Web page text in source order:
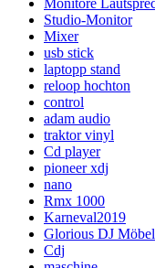
Studio-Monitor
Mixer
usb stick
laptopp stand
reloop hochton
control
adam audio
traktor vinyl
Cd player
pioneer xdj
nano
Rmx 1000
Karneval2019
Glorious DJ Möbel
Cdj